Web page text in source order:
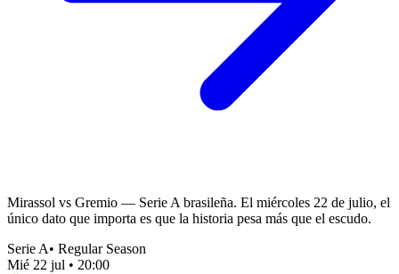
Mirassol vs Gremio — Serie A brasileña. El miércoles 22 de julio, el
único dato que importa es que la historia pesa más que el escudo.
Serie A• Regular Season
Mié 22 jul • 20:00